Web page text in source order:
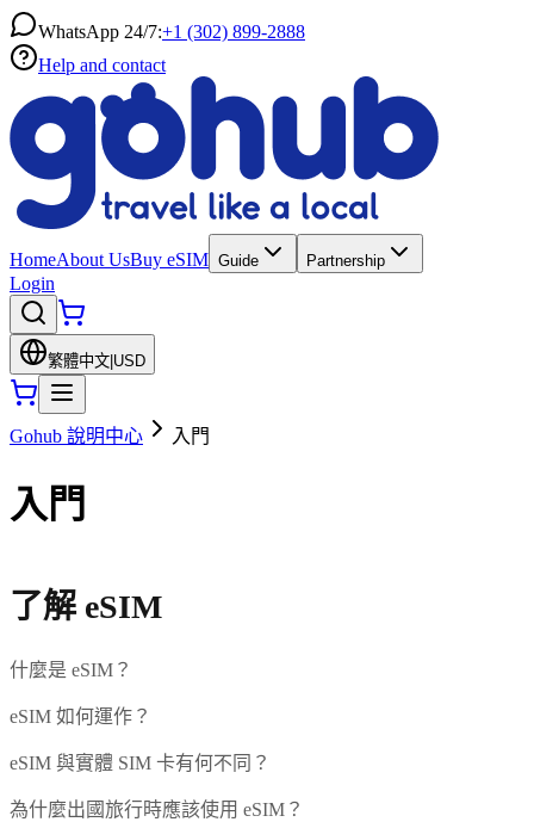
WhatsApp 24/7:+1 (302) 899-2888
Help and contact
HomeAbout UsBuy eSIM Guide Partnership
Login
繁體中文 USD
Gohub 說明中心 入門
入門
了解 eSIM
什麼是 eSIM？
eSIM 如何運作？
eSIM 與實體 SIM 卡有何不同？
為什麼出國旅行時應該使用 eSIM？